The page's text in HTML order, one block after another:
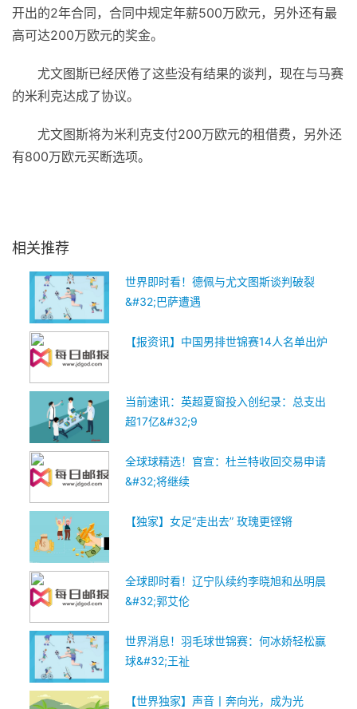
开出的2年合同，合同中规定年薪500万欧元，另外还有最
高可达200万欧元的奖金。
尤文图斯已经厌倦了这些没有结果的谈判，现在与马赛
的米利克达成了协议。
尤文图斯将为米利克支付200万欧元的租借费，另外还
有800万欧元买断选项。
相关推荐
世界即时看！德佩与尤文图斯谈判破裂
&#32;巴萨遭遇
【报资讯】中国男排世锦赛14人名单出炉
当前速讯：英超夏窗投入创纪录：总支出
超17亿&#32;9
全球球精选！官宣：杜兰特收回交易申请
&#32;将继续
【独家】女足“走出去” 玫瑰更铿锵
全球即时看！辽宁队续约李晓旭和丛明晨
&#32;郭艾伦
世界消息！羽毛球世锦赛：何冰娇轻松赢
球&#32;王祉
【世界独家】声音丨奔向光，成为光